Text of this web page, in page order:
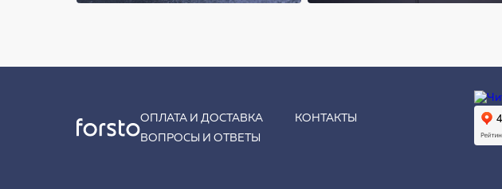
ОПЛАТА И ДОСТАВКА
КОНТАКТЫ
ВОПРОСЫ И ОТВЕТЫ